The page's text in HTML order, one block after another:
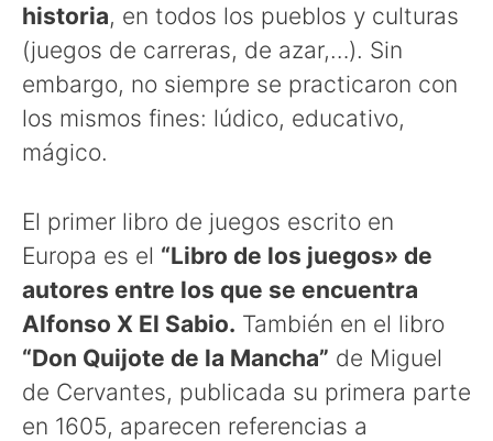
historia, en todos los pueblos y culturas
(juegos de carreras, de azar,…). Sin
embargo, no siempre se practicaron con
los mismos fines: lúdico, educativo,
mágico.
El primer libro de juegos escrito en
Europa es el “Libro de los juegos» de
autores entre los que se encuentra
Alfonso X El Sabio. También en el libro
“Don Quijote de la Mancha” de Miguel
de Cervantes, publicada su primera parte
en 1605, aparecen referencias a